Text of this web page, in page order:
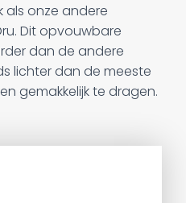
als onze andere
Dit opvouwbare
dan de andere
lichter dan de meeste
gemakkelijk te dragen.